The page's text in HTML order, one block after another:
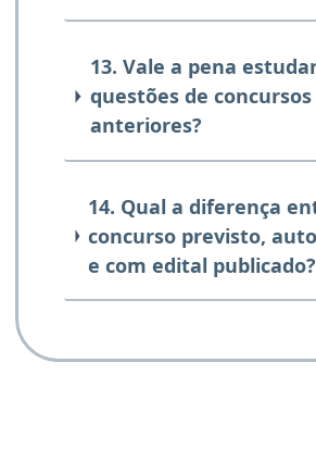
13. Vale a pena
questões de concursos
anteriores?
14. Qual a diferença
concurso previsto,
e com edital publicado?